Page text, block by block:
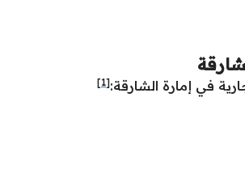
في إمارة الشارقة:[1]